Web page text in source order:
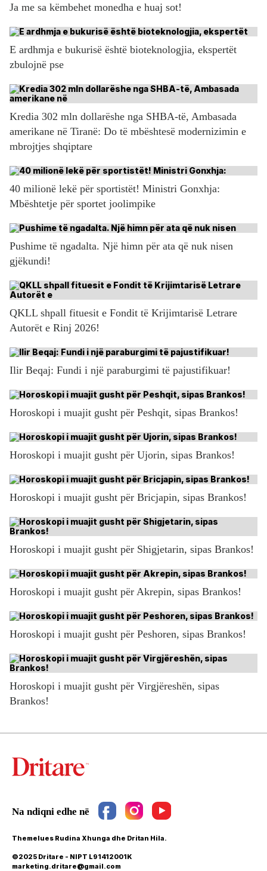
Ja me sa këmbehet monedha e huaj sot!
E ardhmja e bukurisë është bioteknologjia, ekspertët
zbulojnë pse
Kredia 302 mln dollarëshe nga SHBA-të, Ambasada
amerikane në Tiranë: Do të mbështesë modernizimin e
mbrojtjes shqiptare
40 milionë lekë për sportistët! Ministri Gonxhja:
Mbështetje për sportet joolimpike
Pushime të ngadalta. Një himn për ata që nuk nisen
gjëkundi!
QKLL shpall fituesit e Fondit të Krijimtarisë Letrare
Autorët e Rinj 2026!
Ilir Beqaj: Fundi i një paraburgimi të pajustifikuar!
Horoskopi i muajit gusht për Peshqit, sipas Brankos!
Horoskopi i muajit gusht për Ujorin, sipas Brankos!
Horoskopi i muajit gusht për Bricjapin, sipas Brankos!
Horoskopi i muajit gusht për Shigjetarin, sipas Brankos!
Horoskopi i muajit gusht për Akrepin, sipas Brankos!
Horoskopi i muajit gusht për Peshoren, sipas Brankos!
Horoskopi i muajit gusht për Virgjëreshën, sipas
Brankos!
Themelues Rudina Xhunga dhe Dritan Hila.
©2025 Dritare - NIPT L91412001K
marketing.dritare@gmail.com